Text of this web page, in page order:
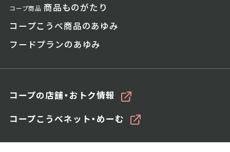
コープ商品 商品ものがたり
コープこうべ商品のあゆみ
フードプランのあゆみ
コープの店舗・おトク情報
コープこうべネット・めーむ